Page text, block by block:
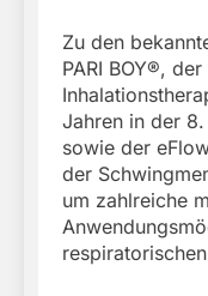
Zu den
PARI BOY®,
Jahren in der
sowie der
der
um zahlreiche